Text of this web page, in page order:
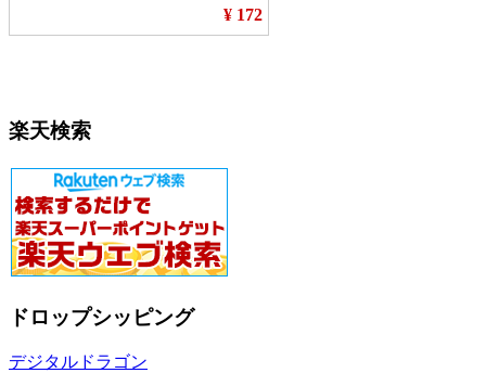
楽天検索
ドロップシッピング
デジタルドラゴン